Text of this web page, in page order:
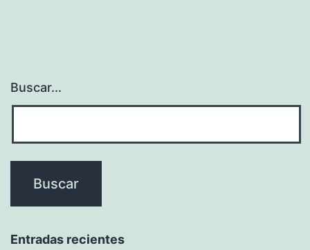
Buscar...
Entradas recientes